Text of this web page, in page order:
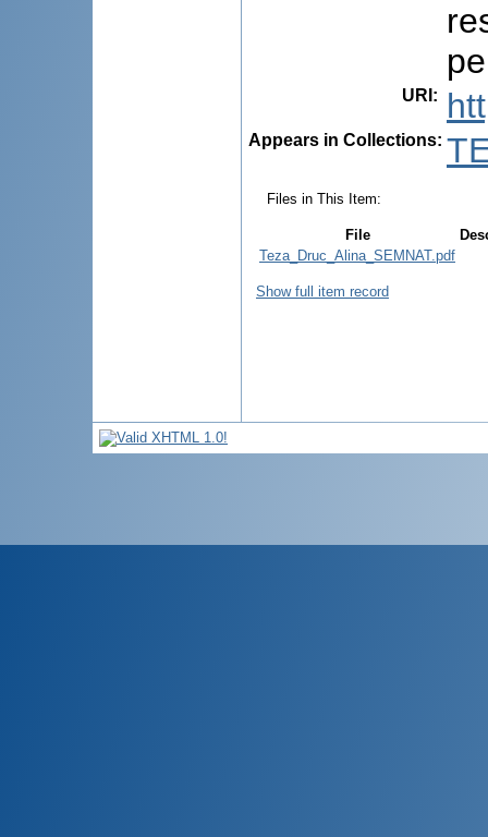
URI :
Appears in Collections:
Files in This Item:
File
Teza_Druc_Alina_SEMNAT.pdf
Show full item record